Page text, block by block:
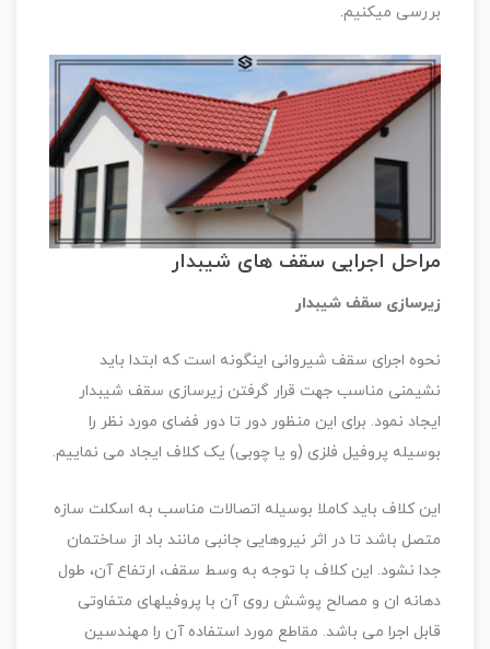
بررسی میکنیم.
مراحل اجرایی سقف های شیبدار
زیرسازی سقف شیبدار
نحوه اجرای سقف شیروانی اینگونه است که ابتدا باید
نشیمنی مناسب جهت قرار گرفتن زیرسازی سقف شیبدار
ایجاد نمود. برای این منظور دور تا دور فضای مورد نظر را
بوسیله پروفیل فلزی (و یا چوبی) یک کلاف ایجاد می نماییم.
این کلاف باید کاملا بوسیله اتصالات مناسب به اسکلت سازه
متصل باشد تا در اثر نیروهایی جانبی مانند باد از ساختمان
جدا نشود. این کلاف با توجه به وسط سقف، ارتفاع آن، طول
دهانه ان و مصالح پوشش روی آن با پروفیلهای متفاوتی
قابل اجرا می باشد. مقاطع مورد استفاده آن را مهندسین